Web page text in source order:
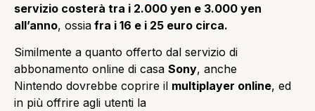
servizio costerà tra i 2.000 yen e 3.000 yen
all’anno, ossia fra i 16 e i 25 euro circa.
Similmente a quanto offerto dal servizio di
abbonamento online di casa Sony, anche
Nintendo dovrebbe coprire il multiplayer online, ed
in più offrire agli utenti la